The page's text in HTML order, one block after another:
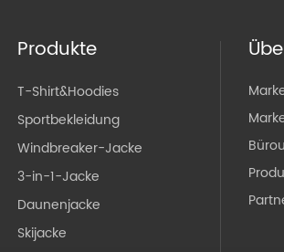
Produkte
T-Shirt&Hoodies
Sportbekleidung
Windbreaker-Jacke
3-in-1-Jacke
Daunenjacke
Skijacke